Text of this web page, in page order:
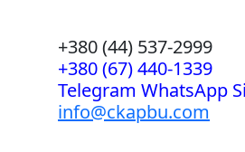
+380 (44) 537-2999
+380 (67) 440-1339
Telegram WhatsApp
info@ckapbu.com